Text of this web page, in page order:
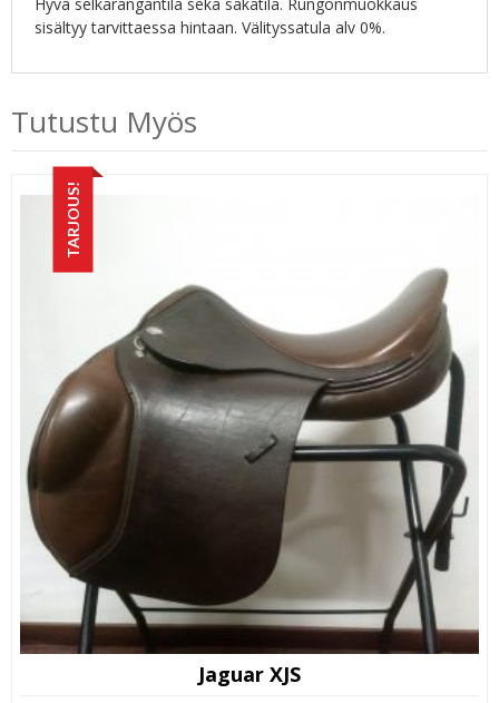
sisältyy tarvittaessa hintaan. Välityssatula alv 0%.
Tutustu Myös
TARJOUS!
Jaguar XJS